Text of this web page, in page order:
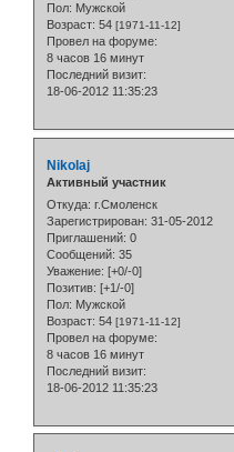
Пол: Мужской
Возраст: 54 [1971-11-12]
Провел на форуме:
8 часов 16 минут
Последний визит:
18-06-2012 11:35:23
Nikolaj
Активный участник
Откуда: г.Смоленск
Зарегистрирован: 31-05-2012
Приглашений: 0
Сообщений: 35
Уважение: [+0/-0]
Позитив: [+1/-0]
Пол: Мужской
Возраст: 54 [1971-11-12]
Провел на форуме:
8 часов 16 минут
Последний визит:
18-06-2012 11:35:23